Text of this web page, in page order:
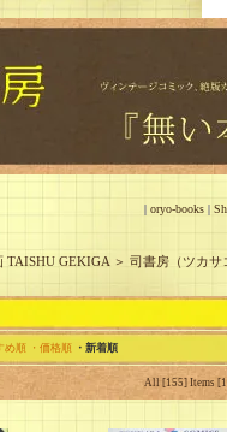
| oryo-books |
TAISHU GEKIGA ＞ 司書房（ツカサ
め順 ・価格順 ・新着順
All [155] Items